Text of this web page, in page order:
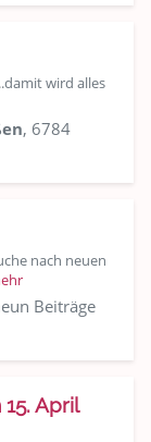
wird alles
, 6784
nach neuen
Beiträge
April